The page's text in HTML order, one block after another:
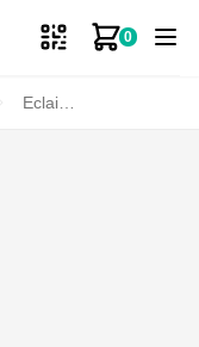
0
Mon